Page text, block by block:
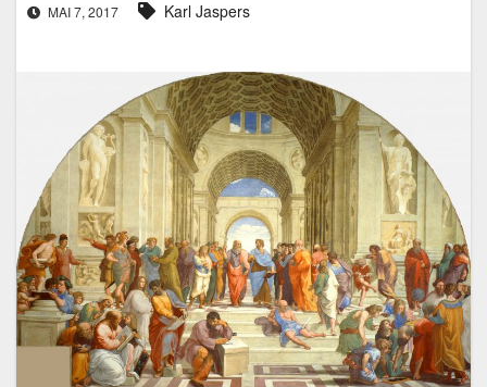
MAI 7, 2017 Karl Jaspers